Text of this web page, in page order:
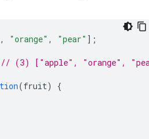
, "orange" , "pear" ];
// (3) ["apple", "orange",
(fruit)
{